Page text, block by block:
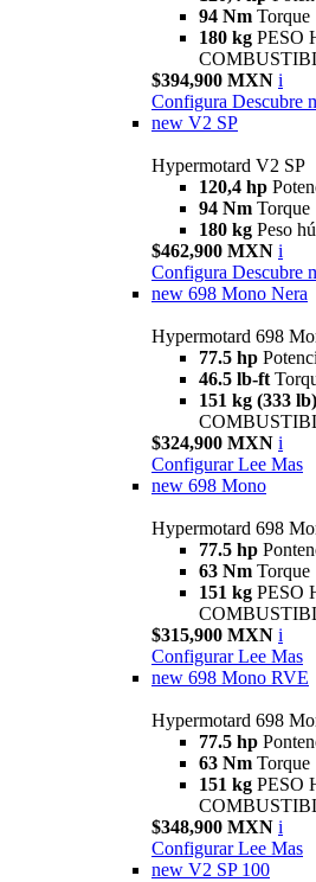
94 Nm Torque
180 kg PESO
$394,900 MXN i
Configura Descubre
new V2 SP
Hypermotard V2 SP
120,4 hp
94 Nm Torque
180 kg Peso
$462,900 MXN i
Configura Descubre
new 698 Mono Nera
Hypermotard 698
77.5 hp
46.5 lb-ft
151 kg (333 lb)
$324,900 MXN i
Configurar Lee Mas
new 698 Mono
Hypermotard 698
77.5 hp
63 Nm Torque
151 kg PESO
$315,900 MXN i
Configurar Lee Mas
new 698 Mono RVE
Hypermotard 698
77.5 hp
63 Nm Torque
151 kg PESO
$348,900 MXN i
Configurar Lee Mas
new V2 SP 100